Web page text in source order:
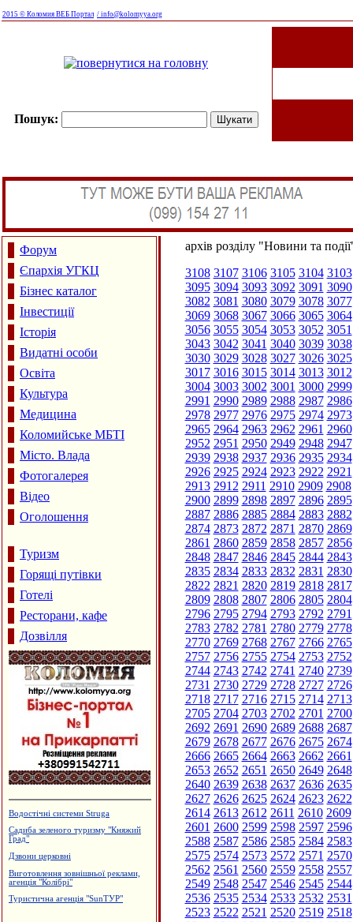
2015 © Коломия ВЕБ Портал / info@kolomyya.org
Пошук:
Форум
Єпархія УГКЦ
Бізнес каталог
Інвестиції
Історія
Видатні особи
Освіта
Культура
Медицина
Коломийське МБТІ
Місто. Влада
Фотогалерея
Відео
Оголошення
Туризм
Горящі путівки
Готелі
Ресторани, кафе
Дозвілля
Водостічні системи Struga
Садиба зеленого туризму "Княжий
Град"
Дзвони церковні
Виготовлення зовнішньої реклами,
агенція "Колібрі"
Туристична агенція "SunТУР"
архів розділу "Новини та
3108 3107 3106 3105 3104 3103
3095 3094 3093 3092 3091 3090
3082 3081 3080 3079 3078 3077
3069 3068 3067 3066 3065 3064
3056 3055 3054 3053 3052 3051
3043 3042 3041 3040 3039 3038
3030 3029 3028 3027 3026 3025
3017 3016 3015 3014 3013 3012
3004 3003 3002 3001 3000 2999
2991 2990 2989 2988 2987 2986
2978 2977 2976 2975 2974 2973
2965 2964 2963 2962 2961 2960
2952 2951 2950 2949 2948 2947
2939 2938 2937 2936 2935 2934
2926 2925 2924 2923 2922 2921
2913 2912 2911 2910 2909 2908
2900 2899 2898 2897 2896 2895
2887 2886 2885 2884 2883 2882
2874 2873 2872 2871 2870 2869
2861 2860 2859 2858 2857 2856
2848 2847 2846 2845 2844 2843
2835 2834 2833 2832 2831 2830
2822 2821 2820 2819 2818 2817
2809 2808 2807 2806 2805 2804
2796 2795 2794 2793 2792 2791
2783 2782 2781 2780 2779 2778
2770 2769 2768 2767 2766 2765
2757 2756 2755 2754 2753 2752
2744 2743 2742 2741 2740 2739
2731 2730 2729 2728 2727 2726
2718 2717 2716 2715 2714 2713
2705 2704 2703 2702 2701 2700
2692 2691 2690 2689 2688 2687
2679 2678 2677 2676 2675 2674
2666 2665 2664 2663 2662 2661
2653 2652 2651 2650 2649 2648
2640 2639 2638 2637 2636 2635
2627 2626 2625 2624 2623 2622
2614 2613 2612 2611 2610 2609
2601 2600 2599 2598 2597 2596
2588 2587 2586 2585 2584 2583
2575 2574 2573 2572 2571 2570
2562 2561 2560 2559 2558 2557
2549 2548 2547 2546 2545 2544
2536 2535 2534 2533 2532 2531
2523 2522 2521 2520 2519 2518